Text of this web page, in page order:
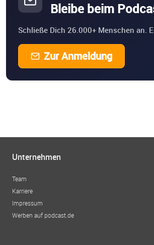
Bleibe beim
Schließe Dich 26.000+ Menschen an.
Zur Anmeldung
Unternehmen
Team
Karriere
Impressum
Werben auf podcast.de